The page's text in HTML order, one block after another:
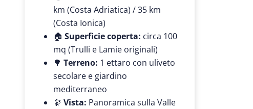
km (Costa Adriatica) / 35 km
(Costa Ionica)
🏠 Superficie coperta: circa 100
mq (Trulli e Lamie originali)
🌳 Terreno: 1 ettaro con uliveto
secolare e giardino
mediterraneo
🔭 Vista: Panoramica sulla Valle